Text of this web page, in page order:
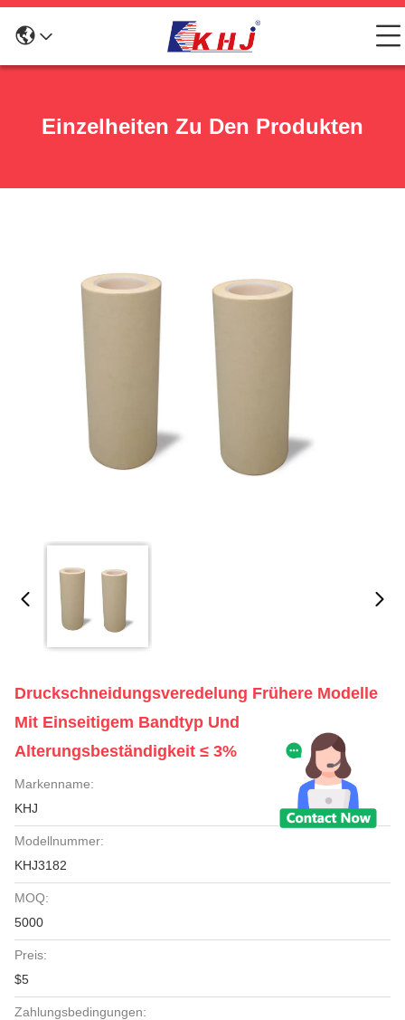
Einzelheiten Zu Den Produkten
Druckschneidungsveredelung Frühere Modelle
Mit Einseitigem Bandtyp Und
Alterungsbeständigkeit ≤ 3%
Markenname:
KHJ
Modellnummer:
KHJ3182
MOQ:
5000
Preis:
$5
Zahlungsbedingungen: